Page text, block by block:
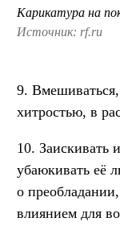
Карикатура на
Источник: rf.ru
9.
хитростью, в
10. Заискивать
убаюкивать её
о
влиянием для